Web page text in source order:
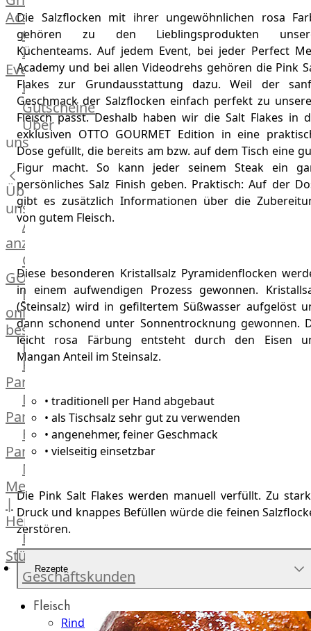
Academy
OTTO@Home
Individuelle
Events
Partner
Kalender
Gästehaus
Villa
Glanzstoff
Gutscheine
Über
uns
Über
uns
Alle
anzeigen
OTTO
GOURMET
Lebensmittel
online
bestellen
Karriere
Kochschul-
Partner
Depot-
Partner
Frischetheken-
Partner
Männer
Metzger
|
Heinsberg
Feinkost
Stüttgen
|
Düsseldorf
The
Geschäftskunden
Fleisch
Rind
Die Salzflocken mit ihrer ungewöhnlichen rosa
gehören zu den Lieblingsprodukten
Küchenteams. Auf jedem Event, bei jeder Perfect
Academy und bei allen Videodrehs gehören die Pink
Flakes zur Grundausstattung dazu. Weil der
Geschmack der Salzflocken einfach perfekt zu
Fleisch passt. Deshalb haben wir die Salt Flakes in
exklusiven OTTO GOURMET Edition in eine
Dose gefüllt, die bereits am bzw. auf dem Tisch eine
Figur macht. So kann jeder seinem Steak ein
persönliches Salz Finish geben. Praktisch: Auf der
gibt es zusätzlich Informationen über die
von gutem Fleisch.
Diese besonderen Kristallsalz Pyramidenflocken
in einem aufwendigen Prozess gewonnen.
(Steinsalz) wird in gefiltertem Süßwasser aufgelöst
dann schonend unter Sonnentrocknung gewonnen.
leicht rosa Färbung entsteht durch den Eisen
Mangan Anteil im Steinsalz.
• traditionell per Hand abgebaut
• als Tischsalz sehr gut zu verwenden
• angenehmer, feiner Geschmack
• vielseitig einsetzbar
Die Pink Salt Flakes werden manuell verfüllt. Zu
Druck und knappes Befüllen würde die feinen
zerstören.
Rezepte